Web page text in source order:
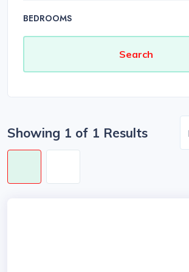
BEDROOMS
Showing 1 of 1 Results